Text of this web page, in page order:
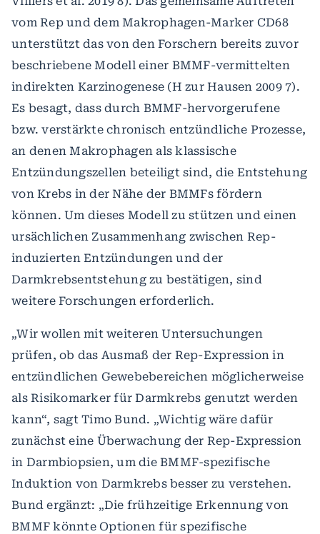
vom Rep und dem Makrophagen-Marker CD68
unterstützt das von den Forschern bereits zuvor
beschriebene Modell einer BMMF-vermittelten
indirekten Karzinogenese (H zur Hausen 2009 7).
Es besagt, dass durch BMMF-hervorgerufene
bzw. verstärkte chronisch entzündliche Prozesse,
an denen Makrophagen als klassische
Entzündungszellen beteiligt sind, die Entstehung
von Krebs in der Nähe der BMMFs fördern
können. Um dieses Modell zu stützen und einen
ursächlichen Zusammenhang zwischen Rep-
induzierten Entzündungen und der
Darmkrebsentstehung zu bestätigen, sind
weitere Forschungen erforderlich.
„Wir wollen mit weiteren Untersuchungen
prüfen, ob das Ausmaß der Rep-Expression in
entzündlichen Gewebebereichen möglicherweise
als Risikomarker für Darmkrebs genutzt werden
kann“, sagt Timo Bund. „Wichtig wäre dafür
zunächst eine Überwachung der Rep-Expression
in Darmbiopsien, um die BMMF-spezifische
Induktion von Darmkrebs besser zu verstehen.
Bund ergänzt: „Die frühzeitige Erkennung von
BMMF könnte Optionen für spezifische